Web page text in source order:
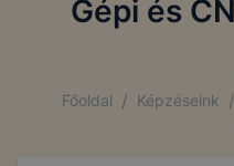
Gépi és
Főoldal / Képzéseink /